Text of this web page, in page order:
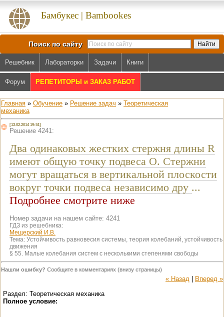
Бамбукес | Bambookes
Поиск по сайту
Решебник Лабораторки Задачи Книги
Форум РЕПЕТИТОРЫ и ЗАКАЗ РАБОТ
Главная » Обучение » Решение задач » Теоретическая
механика
[13.02.2014 19:51]
Решение 4241:
Два одинаковых жестких стержня длины R
имеют общую точку подвеса O. Стержни
могут вращаться в вертикальной плоскости
вокруг точки подвеса независимо дру ...
Подробнее смотрите ниже
Номер задачи на нашем сайте: 4241
ГДЗ из решебника:
Мещерский И.В.
Тема: Устойчивость равновесия системы, теория колебаний, устойчивость
движения
§ 55. Малые колебания систем с несколькими степенями свободы
Нашли ошибку? Сообщите в комментариях (внизу страницы)
« Назад
Вперед »
Раздел: Теоретическая механика
Полное условие: